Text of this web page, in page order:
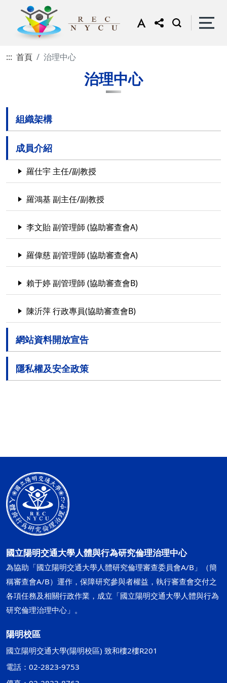
::: 首頁 治理中心
治理中心
組織架構
成員介紹
羅仕宇 主任/副教授
羅鴻基 副主任/副教授
李文貽 副管理師 (協助審查會A)
羅偉慈 副管理師 (協助審查會A)
賴于婷 副管理師 (協助審查會B)
陳沂萍 行政專員(協助審查會B)
網站資料開放宣告
隱私權及安全政策
國立陽明交通大學人體與行為研究倫理治理中心
為協助「國立陽明交通大學人體研究倫理審查委員會A/B」（簡
稱審查會A/B）運作，保障研究參與者權益，執行審查會交付之
各項任務及相關行政作業，成立「國立陽明交通大學人體與行為
研究倫理治理中心」。
陽明校區
國立陽明交通大學(陽明校區) 致和樓2樓R201
電話：02-2823-9753